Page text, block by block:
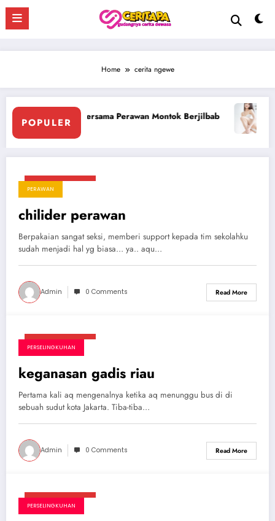
Skip
content
Home cerita ngewe
POPULER
Perawan Montok Berjilbab Ngentot Perawam
Agustus 19, 2025
PERAWAN
chilider perawan
Berpakaian sangat seksi, memberi support kepada tim sekolahku
sudah menjadi hal yg biasa… ya.. aqu…
Admin 0 Comments Read More
Agustus 19, 2025
PERSELINGKUHAN
keganasan gadis riau
Pertama kali aq mengenalnya ketika aq menunggu bus di di
sebuah sudut kota Jakarta. Tiba-tiba…
Admin 0 Comments Read More
Agustus 19, 2025
PERSELINGKUHAN